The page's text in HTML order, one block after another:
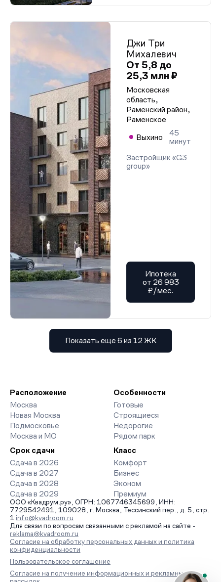
Джи Три
Михалевич
От 5,8 до
25,3 млн ₽
Московская
область,
Раменский район,
Раменское
Выхино
45
минут
Застройщик «G3
group»
Ипотека
от 26 983
₽/мес.
Показать еще 6 из 12 ЖК
Расположение
Москва
Новая Москва
Подмосковье
Москва и МО
Особенности
Готовые
Строящиеся
Недорогие
Рядом парк
Срок сдачи
Сдача в 2026
Сдача в 2027
Сдача в 2028
Сдача в 2029
Класс
Комфорт
Бизнес
Эконом
Премиум
ООО «Квадрум.ру», ОГРН: 1067746345699, ИНН:
7729542491, 109028, г. Москва, Тессинский пер., д. 5, стр.
1 info@kvadroom.ru
Для связи по вопросам связанными с рекламой на сайте -
reklama@kvadroom.ru
Согласие на обработку персональных данных и политика
конфиденциальности
Пользовательское соглашение
Согласие на получение информационных и рекламных